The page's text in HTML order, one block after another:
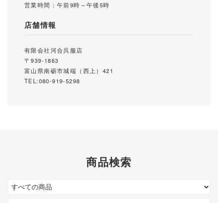
商品検索
営業時間：午前9時～午後5時
店舗情報
有限会社河合呉服店
〒939-1863
富山県南砺市城端（西上）421
TEL:080-919-5298